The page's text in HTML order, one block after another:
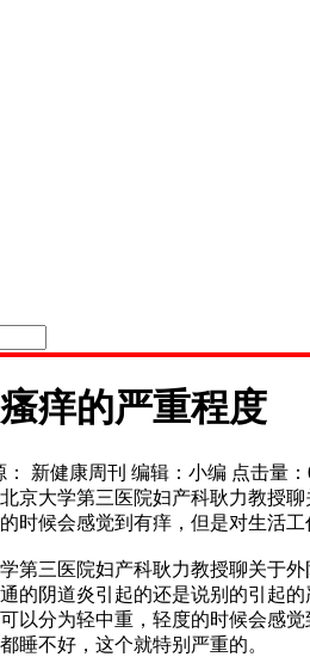
痒的严重程度
新健康周刊 编辑： 小编 点击量：
大学第三医院妇产科耿力教授
时候会感觉到有痒，但是对生活
三医院妇产科耿力教授聊关于外
阴道炎引起的还是说别的引起的
分为轻中重，轻度的时候会感觉
睡不好，这个就特别严重的。